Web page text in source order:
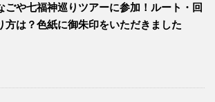
ごや七福神巡りツアーに参加！ルート・回
方は？色紙に御朱印をいただきました